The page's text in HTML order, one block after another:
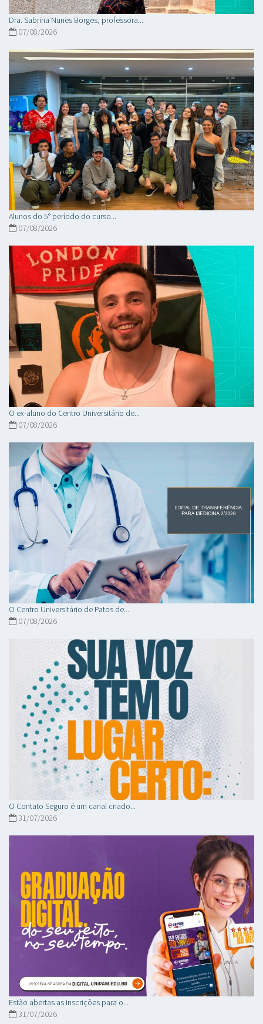
Dra. Sabrina Nunes Borges, professora...
07/08/2026
Alunos do 5° período do curso...
07/08/2026
O ex-aluno do Centro Universitário de...
07/08/2026
O Centro Universitário de Patos de...
07/08/2026
O Contato Seguro é um canal criado...
31/07/2026
Estão abertas as inscrições para o...
31/07/2026